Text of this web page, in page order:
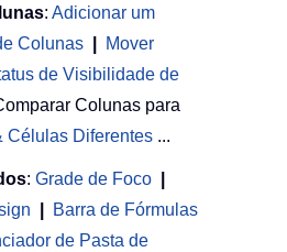
: Adicionar um
Colunas
Mover
de Visibilidade de
Colunas para
Células Diferentes ...
: Grade de Foco
Barra de Fórmulas
de Pasta de